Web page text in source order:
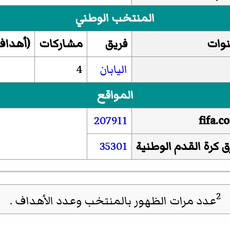
المنتخب الوطني
فريق مشاركات
اليابان
4
المواقع
207911
كرة القدم الوطنية 35301
2عدد مرات الظهور بالمنتخب وعدد الأهداف .